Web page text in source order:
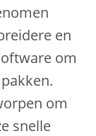
en
om
om
snelle